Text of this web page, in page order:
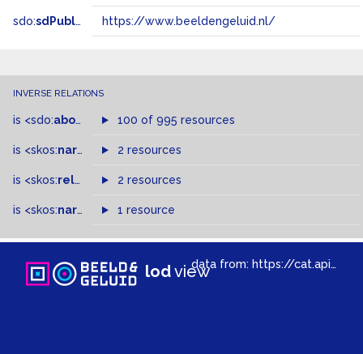
sdo:sdPublisher https://www.beeldengeluid.nl/
INVERSE RELATIONS
is <sdo:about of 100 of 995 resources
is <skos:narrowMatch >of
2 resources
is <skos:related > of2 resources
is <skos:narrower >of
1 resource
lodviewdata from: https://cat.apis.beeldengeluid.nl/sparql